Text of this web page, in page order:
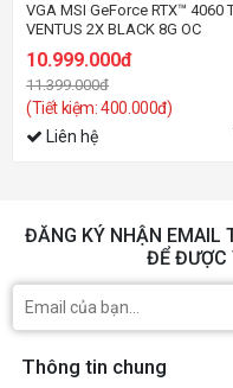
VGA MSI GeForce RTX™ 4060
VENTUS 2X BLACK 8G OC
10.999.000đ
11.399.000đ
(Tiết kiệm: 400.000đ)
Liên hệ
ĐĂNG KÝ NHẬN EMAIL
ĐỂ ĐƯỢC
Thông tin chung